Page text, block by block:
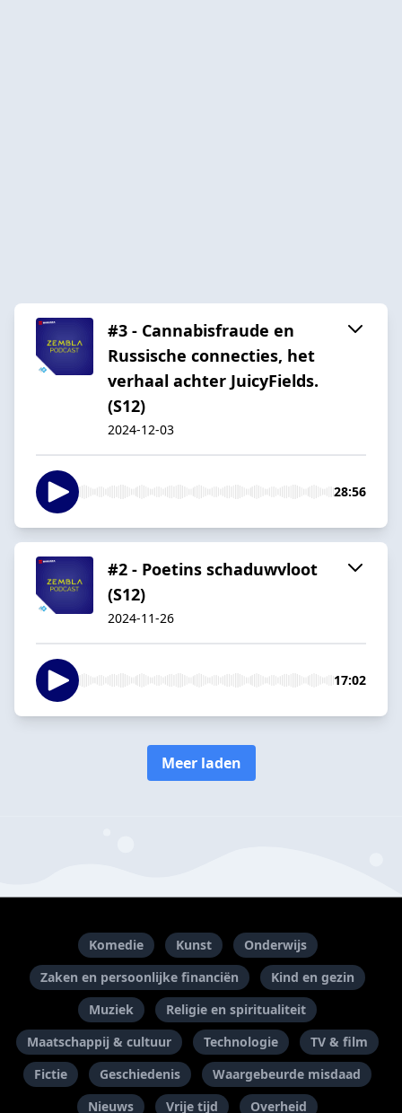
#3 - Cannabisfraude en
Russische connecties, het
verhaal achter JuicyFields.
(S12)
2024-12-03
28:56
#2 - Poetins schaduwvloot
(S12)
2024-11-26
17:02
Meer laden
Komedie Kunst
Onderwijs
Zaken en persoonlijke financiën
Kind en gezin
Muziek
Religie en spiritualiteit
Maatschappij & cultuur
Technologie
TV & film
Fictie
Geschiedenis
Waargebeurde misdaad
Nieuws
Vrije tijd Overheid